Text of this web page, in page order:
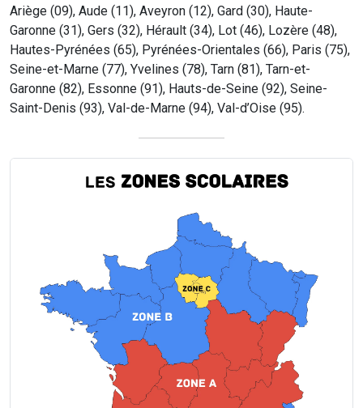
Ariège (09), Aude (11), Aveyron (12), Gard (30), Haute-
Garonne (31), Gers (32), Hérault (34), Lot (46), Lozère (48),
Hautes-Pyrénées (65), Pyrénées-Orientales (66), Paris (75),
Seine-et-Marne (77), Yvelines (78), Tarn (81), Tarn-et-
Garonne (82), Essonne (91), Hauts-de-Seine (92), Seine-
Saint-Denis (93), Val-de-Marne (94), Val-d’Oise (95).